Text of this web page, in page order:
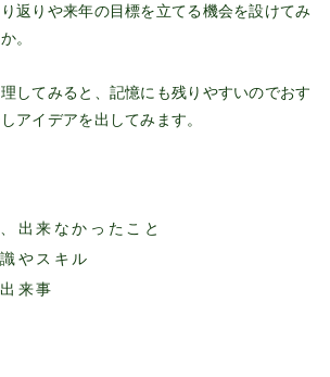
返りや来年の目標を立てる機会を設けてみ
。
してみると、記憶にも残りやすいのでおす
アイデアを出してみます。
出来なかったこと
やスキル
来事